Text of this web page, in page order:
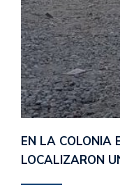
EN LA COLONIA
LOCALIZARON